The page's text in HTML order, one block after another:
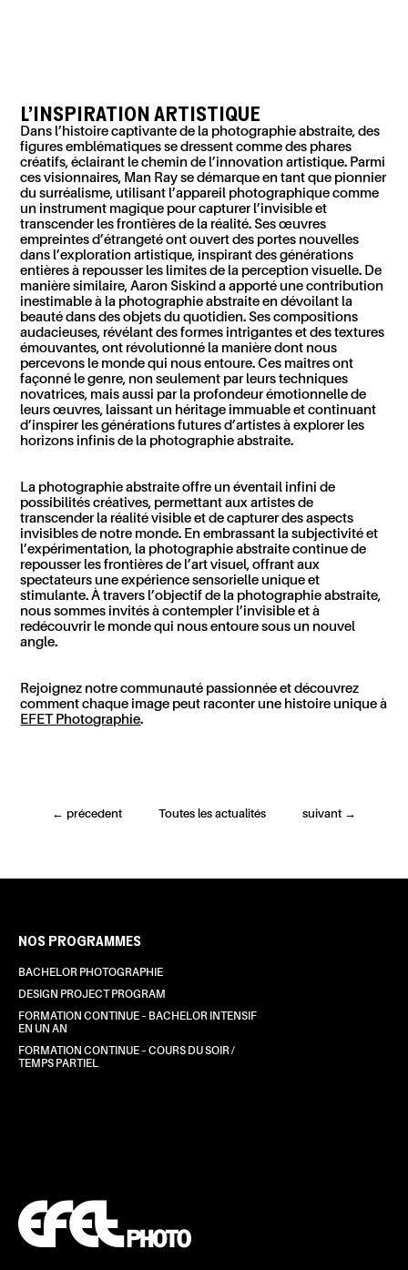
L’INSPIRATION ARTISTIQUE
Dans l’ histoire captivante de la photographie abstraite, des
figures emblématiques se dressent comme des phares
créatifs, éclairant le chemin de l’innovation artistique. Parmi
ces visionnaires, Man Ray se démarque en tant que pionnier
du surréalisme, utilisant l’appareil photographique comme
un instrument magique pour capturer l’invisible et
transcender les frontières de la réalité. Ses œuvres
empreintes d’étrangeté ont ouvert des portes nouvelles
dans l’exploration artistique, inspirant des générations
entières à repousser les limites de la perception visuelle. De
manière similaire, Aaron Siskind a apporté une contribution
inestimable à la photographie abstraite en dévoilant la
beauté dans des objets du quotidien. Ses compositions
audacieuses, révélant des formes intrigantes et des textures
émouvantes, ont révolutionné la manière dont nous
percevons le monde qui nous entoure. Ces maîtres ont
façonné le genre, non seulement par leurs techniques
novatrices, mais aussi par la profondeur émotionnelle de
leurs œuvres, laissant un héritage immuable et continuant
d’inspirer les générations futures d’artistes à explorer les
horizons infinis de la photographie abstraite.
La photographie abstraite offre un éventail infini de
possibilités créatives, permettant aux artistes de
transcender la réalité visible et de capturer des aspects
invisibles de notre monde. En embrassant la subjectivité et
l’expérimentation, la photographie abstraite continue de
repousser les frontières de l’art visuel, offrant aux
spectateurs une expérience sensorielle unique et
stimulante. À travers l’objectif de la photographie abstraite,
nous sommes invités à contempler l’invisible et à
redécouvrir le monde qui nous entoure sous un nouvel
angle.
Rejoignez notre communauté passionnée et découvrez
comment chaque image peut raconter une histoire unique à
EFET Photographie.
← précedent Toutes les actualités suivant →
NOS PROGRAMMES
BACHELOR PHOTOGRAPHIE
DESIGN PROJECT PROGRAM
FORMATION CONTINUE – BACHELOR INTENSIF
EN UN AN
FORMATION CONTINUE – COURS DU SOIR /
TEMPS PARTIEL